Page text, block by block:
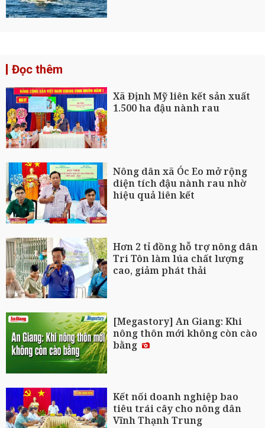
Đọc thêm
Xã Định Mỹ liên kết sản xuất
1.500 ha đậu nành rau
Nông dân xã Óc Eo mở rộng
diện tích đậu nành rau nhờ
hiệu quả liên kết
Hơn 2 tỉ đồng hỗ trợ nông dân
Tri Tôn làm lúa chất lượng
cao, giảm phát thải
[Megastory] An Giang: Khi
nông thôn mới không còn cào
bằng
Kết nối doanh nghiệp bao
tiêu trái cây cho nông dân
Vĩnh Thạnh Trung